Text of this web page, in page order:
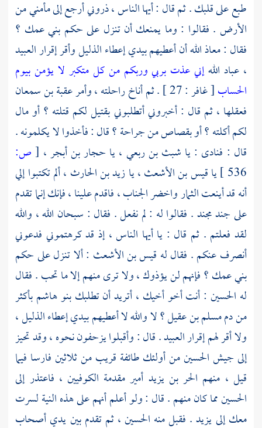
طبع على قلبك . ثم قال : أيها الناس ، ذروني أرجع إلى مأمني من
الأرض . فقالوا : وما يمنعك أن تنزل على حكم بني عمك ؟
فقال : معاذ الله أن أعطيهم بيدي إعطاء الذليل وأقر إقرار العبيد
، عباد اللهإني عذت بربي وربكم من كل متكبر لا يؤمن بيوم
الحساب[ غافر : 27 ] . ثم أناخ راحلته ، وأمر
عقبة بن سمعان
فعقلها ، ثم قال : أخبروني أتطلبوني بقتيل لكم قتلته ؟ أو مال
لكم أكلته ؟ أو بقصاص من جراحة ؟ قال : فأخذوا لا يكلمونه .
قال : فنادى : يا شبث بن ربعي ، يا حجار بن أبجر، [ص:
536 ] ياقيس بن الأشعث، يازيد بن الحارث ، ألم تكتبوا إلي
أنه قد أينعت الثمار واخضر الجناب ، فاقدم علينا ، فإنك إنما تقدم
على جند مجند . فقالوا له : لم نفعل . فقال : سبحان الله ، والله
لقد فعلتم . ثم قال : يا أيها الناس ، إذ قد كرهتموني فدعوني
أنصرف عنكم . فقال له قيس بن الأشعث : ألا تنزل على حكم
بني عمك ؟ فإنهم لن يؤذوك ، ولا ترى منهم إلا ما تحب . فقال
له الحسين : أنت أخو أخيك ، أتريد أن تطلبكبنو هاشمبأكثر
من دممسلم بن عقيل؟ لا والله لا أعطيهم بيدي إعطاء الذليل ،
ولا أقر لهم إقرار العبيد . قال : وأقبلوا يزحفون نحوه ، وقد تحيز
إلى جيشالحسينمن أولئك طائفة قريب من ثلاثين فارسا فيما
قيل ، منهم الحر بن يزيد أمير مقدمة الكوفيين ، فاعتذر إلى
الحسينمما كان منهم . قال : ولو أعلم أنهم على هذه النية لسرت
معك إلىيزيد. فقبل منه الحسين، ثم تقدم بين يدي أصحاب